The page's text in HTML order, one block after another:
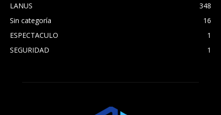
LANUS
348
Sin categoría
16
ESPECTACULO
1
SEGURIDAD
1